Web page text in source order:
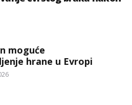
moguće
hrane u Evropi